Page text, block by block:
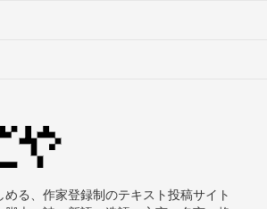
る、作家登録制のテキスト投稿サイト